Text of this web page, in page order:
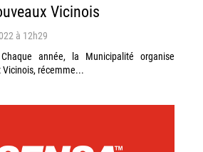
Vicinois
à 12h29
année, la Municipalité organise
récemme...